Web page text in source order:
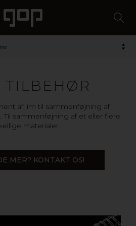
TILBEHØR
af lim til sammenføjning af
Til sammenføjning af et eller flere
materialer.
MER? KONTAKT OS!